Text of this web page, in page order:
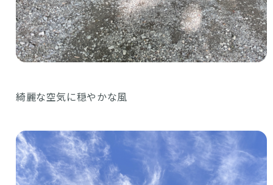
綺麗な空気に穏やかな風